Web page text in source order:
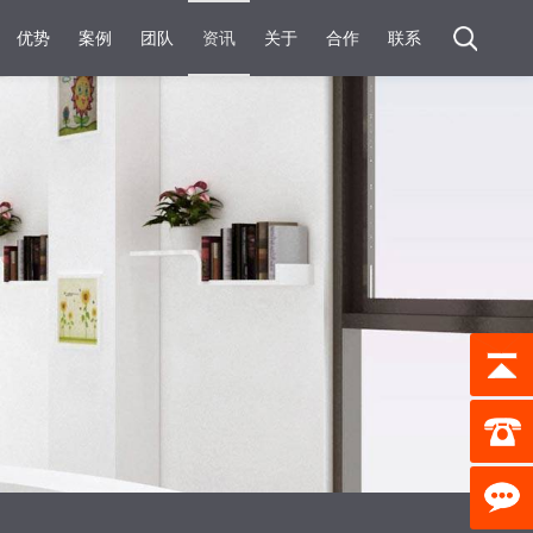
优势 案例 团队 资讯 关于 合作 联系